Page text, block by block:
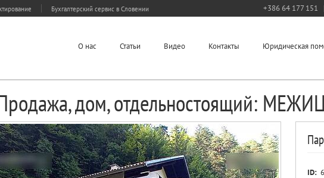
Бухгалтерский сервис в Словении +386 64 177 151
О нас Статьи Видео Контакты Юридическая
дом, отдельностоящий:
ID: